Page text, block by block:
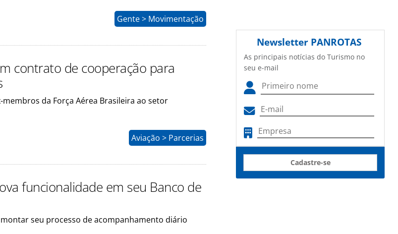
Gente > Movimentação
contrato de cooperação para
da Força Aérea Brasileira ao setor
Aviação > Parcerias
funcionalidade em seu Banco de
seu processo de acompanhamento diário
Newsletter PANROTAS
As principais notícias do Turismo no
seu e-mail
Cadastre-se